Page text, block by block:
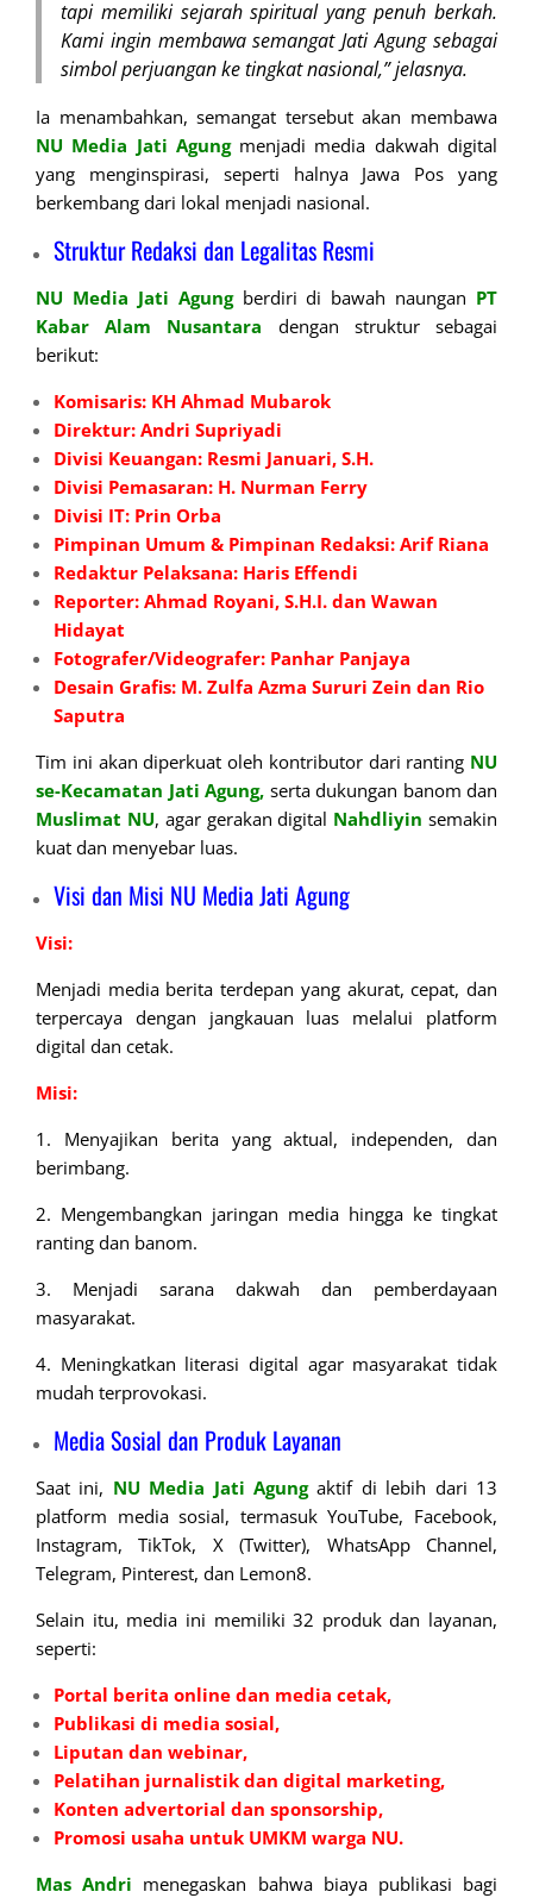
tapi memiliki sejarah spiritual yang penuh berkah.
Kami ingin membawa semangat Jati Agung sebagai
simbol perjuangan ke tingkat nasional,” jelasnya.
Ia menambahkan, semangat tersebut akan membawa
NU Media Jati Agungmenjadi media dakwah digital
yang menginspirasi, seperti halnya Jawa Pos yang
berkembang dari lokal menjadi nasional.
Struktur Redaksi dan Legalitas Resmi
NU Media Jati Agungberdiri di bawah naungan PT
Kabar Alam Nusantara dengan struktur sebagai
berikut:
Komisaris: KH Ahmad Mubarok
Direktur: Andri Supriyadi
Divisi Keuangan: Resmi Januari, S.H.
Divisi Pemasaran: H. Nurman Ferry
Divisi IT: Prin Orba
Pimpinan Umum & Pimpinan Redaksi: Arif Riana
Redaktur Pelaksana: Haris Effendi
Reporter: Ahmad Royani, S.H.I. dan Wawan
Hidayat
Fotografer/Videografer: Panhar Panjaya
Desain Grafis: M. Zulfa Azma Sururi Zein dan Rio
Saputra
Tim ini akan diperkuat oleh kontributor dari ranting NU
se-Kecamatan Jati Agung, serta dukungan banom dan
Muslimat NU, agar gerakan digital Nahdliyin semakin
kuat dan menyebar luas.
Visi dan Misi NU Media Jati Agung
Visi:
Menjadi media berita terdepan yang akurat, cepat, dan
terpercaya dengan jangkauan luas melalui platform
digital dan cetak.
Misi:
1. Menyajikan berita yang aktual, independen, dan
berimbang.
2. Mengembangkan jaringan media hingga ke tingkat
ranting dan banom.
3. Menjadi sarana dakwah dan pemberdayaan
masyarakat.
4. Meningkatkan literasi digital agar masyarakat tidak
mudah terprovokasi.
Media Sosial dan Produk Layanan
Saat ini, NU Media Jati Agungaktif di lebih dari 13
platform media sosial, termasuk YouTube, Facebook,
Instagram, TikTok, X (Twitter), WhatsApp Channel,
Telegram, Pinterest, dan Lemon8.
Selain itu, media ini memiliki 32 produk dan layanan,
seperti:
Portal berita online dan media cetak,
Publikasi di media sosial,
Liputan dan webinar,
Pelatihan jurnalistik dan digital marketing,
Konten advertorial dan sponsorship,
Promosi usaha untuk UMKM warga NU.
Mas Andri menegaskan bahwa biaya publikasi bagi